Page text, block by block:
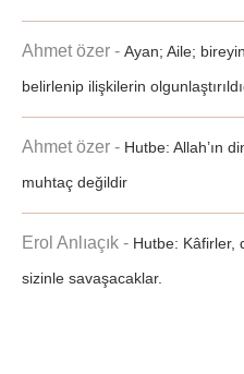
Ahmet özer - Ayan; Aile;
belirlenip ilişkilerin
Ahmet özer - Hutbe: Allah’ın
muhtaç değildir
Erol Anlıaçık - Hutbe: Kâfirler,
sizinle savaşacaklar.